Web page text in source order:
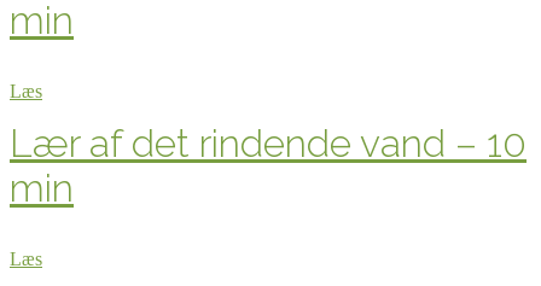
min
Læs
Lær af det rindende vand – 10
min
Læs